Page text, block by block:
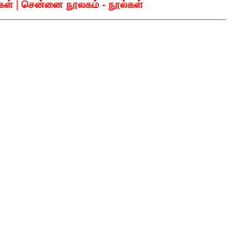
| சென்னை நூலகம் - நூல்கள்